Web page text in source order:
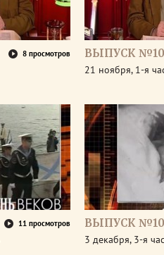
8 просмотров ВЫПУСК
21 ноября, 1-я
11 просмотров ВЫПУСК
3 декабря, 3-я